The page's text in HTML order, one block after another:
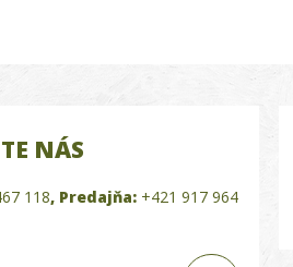
NÁS
118, Predajňa: +421 917 964